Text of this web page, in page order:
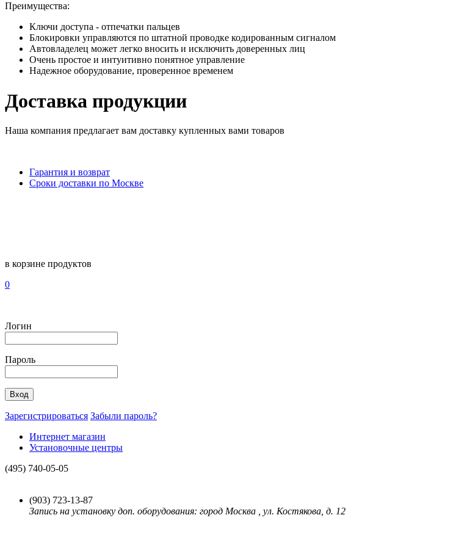
Преимущества:
Ключи доступа - отпечатки пальцев
Блокировки управляются по штатной проводке кодированным сигналом
Автовладелец может легко вносить и исключить доверенных лиц
Очень простое и интуитивно понятное управление
Надежное оборудование, проверенное временем
Доставка продукции
Наша компания предлагает вам доставку купленных вами товаров
Гарантия и возврат
Сроки доставки по Москве
в корзине продуктов
0
Логин
Пароль
Зарегистрироваться Забыли пароль?
Интернет магазин
Установочные центры
(495) 740-05-05
(903) 723-13-87
Запись на установку доп. оборудования: город Москва , ул. Костякова, д. 12